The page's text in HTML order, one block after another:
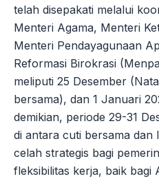
telah disepakati melalui
Menteri Agama, Menteri
Menteri Pendayagunaan
Reformasi Birokrasi
meliputi 25 Desember
bersama), dan 1 Januari
demikian, periode 29-31
di antara cuti bersama dan
celah strategis bagi
fleksibilitas kerja, baik bagi